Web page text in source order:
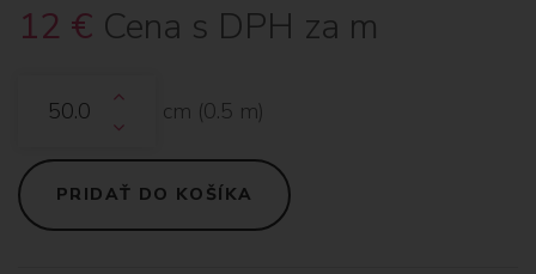
12 € Cena s DPH za m
cm (0.5 m)
PRIDAŤ DO KOŠÍKA